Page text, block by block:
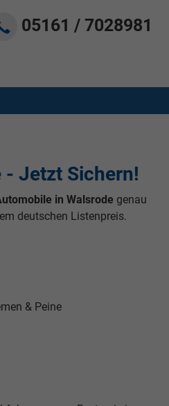
05161 / 7028981
- Jetzt Sichern!
in Walsrode genau
deutschen Listenpreis.
& Peine